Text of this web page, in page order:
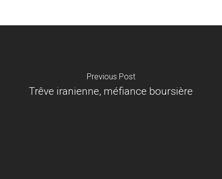
Previous Post
Trêve iranienne, méfiance boursière